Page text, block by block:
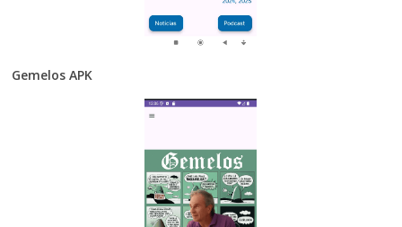
Gemelos APK